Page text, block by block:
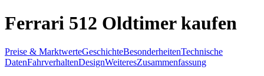
Ferrari 512 Oldtimer kaufen
Preise & MarktwerteGeschichteBesonderheitenTechnische
DatenFahrverhaltenDesignWeiteresZusammenfassung